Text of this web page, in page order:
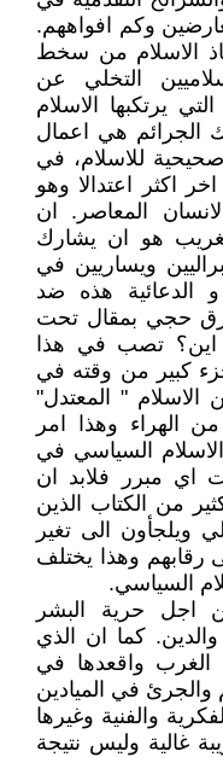
وكم افواههم.
الاسلام من سخط
التخلي عن
يرتكبها الاسلام
الجرائم هي اعمال
للاسلام، في
اكثر اعتدالا وهو
المعاصر. ان
هو ان يشارك
ويساريين في
الدعائية هذه ضد
حجي بمقال تحت
اين؟ تصب في هذا
كبير من وقته في
الاسلام " المعتدل"
الهراء وهذا امر
السياسي في
اي مبرر فلابد ان
من الكتاب الذين
ويلجأون الى تغير
وهذا يختلف
السياسي.
اجل حرية البشر
كما ان الذي
الغرب واقعدها في
والجرئ في الميادين
والفنية وغيرها
غالية وليس نتيجة